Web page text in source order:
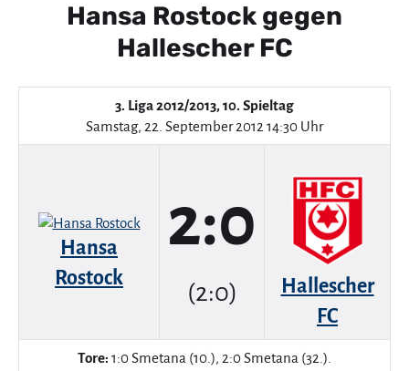
Hansa Rostock gegen
Hallescher FC
3. Liga 2012/2013, 10. Spieltag
Samstag, 22. September 2012 14:30 Uhr
Hansa
Rostock
2:0
(2:0)
Hallescher
FC
Tore: 1:0 Smetana (10.), 2:0 Smetana (32.).